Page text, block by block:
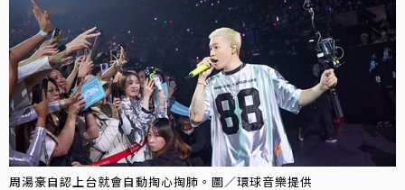
周湯豪自認上台就會自動掏心掏肺。圖／環球音樂提供